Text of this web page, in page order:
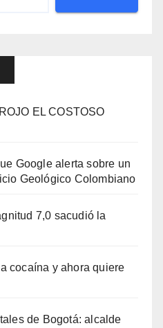
EL COSTOSO
Google alerta sobre un
Geológico Colombiano
7,0 sacudió la
cocaína y ahora quiere
de Bogotá: alcalde